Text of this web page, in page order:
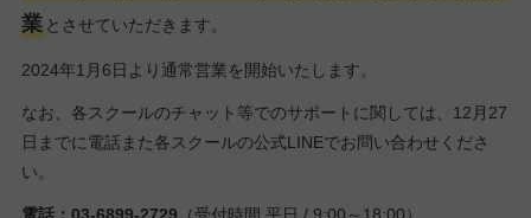
業とさせていただきます。
2024年1月6日より通常営業を開始いたします。
なお、各スクールのチャット等でのサポートに関しては、12月27
日までに電話また各スクールの公式LINEでお問い合わせくださ
い。